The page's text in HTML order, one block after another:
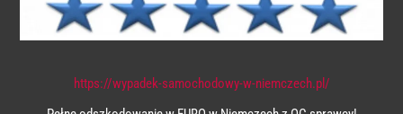
https://wypadek-samochodowy-w-niemczech.pl/